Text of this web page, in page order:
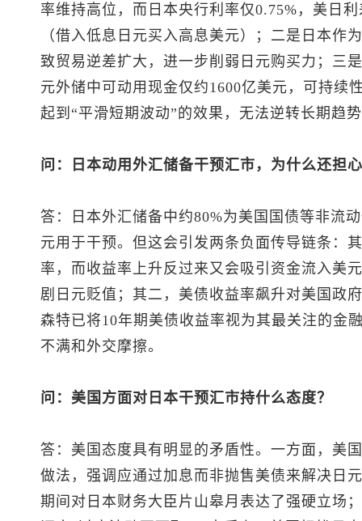
率维持高位，而日本央行利率仅0.75%，美日
（借入低息日元买入高息美元）；二是日本作
致贸易逆差扩大，进一步削弱日元购买力；三
元外储中可动用现金仅约1600亿美元，可持续
起到“平滑短期波动”的效果，无法逆转长期趋
问：日本动用外汇储备干预汇市，为什么还担
答：日本外汇储备中约80%为美国国债等非流
元用于干预。但这会引发两条负面传导链条：
率，而收益率上升反过来又会吸引资金流入美
剧日元贬值；其二，美债收益率飙升对美国政
森特已将10年期美债收益率视为其最关注的金
不满和外交摩擦。
问：美国方面对日本干预汇市持什么态度？
答：美国态度具有明显的矛盾性。一方面，美
做法，强调应通过加息而非抛售美债来解决日
期间对日本财务大臣片山皋月表达了强硬立场